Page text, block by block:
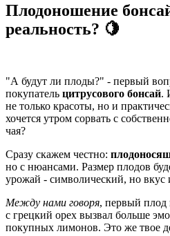
Плодоношение
реальность? 🍋
"А будут ли плоды?" - первый
покупатель цитрусового бонсай.
не только красоты, но и
хочется утром сорвать с
чая?
Сразу скажем честно:
но с нюансами. Размер плодов
урожай - символический, но вкус
Между нами говоря, первый плод
с грецкий орех вызвал больше
покупных лимонов. Это же твое